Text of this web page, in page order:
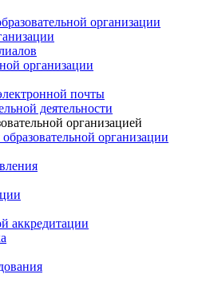
организации
организации
почты
деятельности
организацией
организации
аккредитации